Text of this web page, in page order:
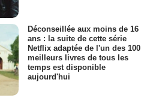
Déconseillée aux moins de 16
ans : la suite de cette série
Netflix adaptée de l'un des 100
meilleurs livres de tous les
temps est disponible
aujourd'hui